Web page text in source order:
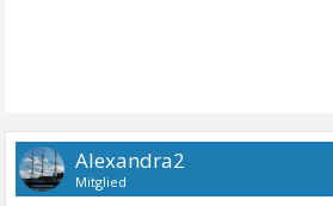
Alexandra2
Mitglied